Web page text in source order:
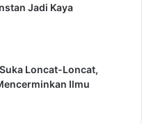
Jadi Kaya
Loncat-Loncat,
Ilmu